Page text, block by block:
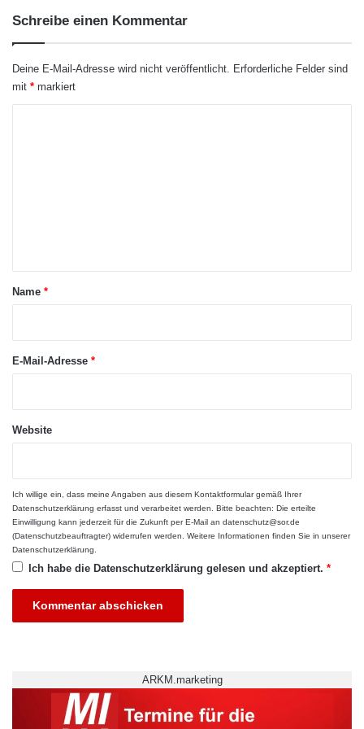
Summer School-Studenten in der Unternehmenszentrale herzlich
willkommen. Quelle: obs/Santander Consumer Bank AG/Maria M. Litwa
Der Austausch von Studierenden und
Wissenschaftlern belebt das weltweite
Förderung der Internationalisierung von
Hochschulen hat Santander Universidades im
n
e
Schreibe einen Kommentar
Deine E-Mail-Adresse wird nicht veröffentlicht. Erforderliche Felder sind
mit * markiert
aName *
E-Mail-Adresse *
Website
Ich willige ein, dass meine Angaben aus diesem Kontaktformular gemäß Ihrer
Datenschutzerklärung erfasst und verarbeitet werden. Bitte beachten: Die erteilte
Einwilligung kann jederzeit für die Zukunft per E-Mail an datenschutz@sor.de
(Datenschutzbeauftragter) widerrufen werden. Weitere Informationen finden Sie in unserer
Datenschutzerklärung.
Ich habe die Datenschutzerklärung gelesen und akzeptiert. *
ARKM.marketing